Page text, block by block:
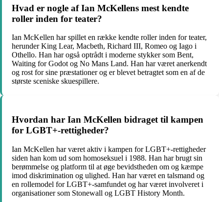
Hvad er nogle af Ian McKellens mest kendte
roller inden for teater?
Ian McKellen har spillet en række kendte roller inden for teater,
herunder King Lear, Macbeth, Richard III, Romeo og Iago i
Othello. Han har også optrådt i moderne stykker som Bent,
Waiting for Godot og No Mans Land. Han har været anerkendt
og rost for sine præstationer og er blevet betragtet som en af de
største sceniske skuespillere.
Hvordan har Ian McKellen bidraget til kampen
for LGBT+-rettigheder?
Ian McKellen har været aktiv i kampen for LGBT+-rettigheder
siden han kom ud som homoseksuel i 1988. Han har brugt sin
berømmelse og platform til at øge bevidstheden om og kæmpe
imod diskrimination og ulighed. Han har været en talsmand og
en rollemodel for LGBT+-samfundet og har været involveret i
organisationer som Stonewall og LGBT History Month.